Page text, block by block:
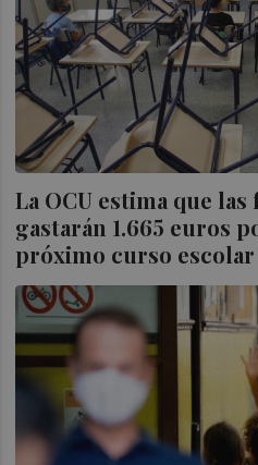
La OCU estima que
gastarán 1.665 euros
próximo curso escolar